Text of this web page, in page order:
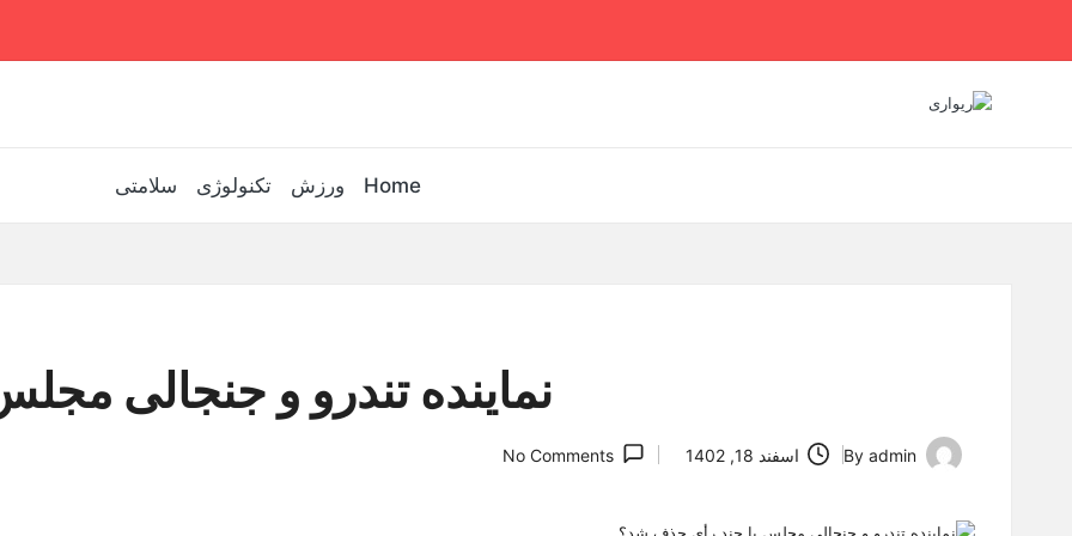
Skip
Home ورزش تکنولوژی سلامتی
نماینده تندرو و جنجالی
Posted
By admin اسفند 18, 1402 No Comments